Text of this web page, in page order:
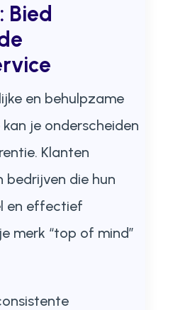
Bied
en behulpzame
je onderscheiden
Klanten
bedrijven die hun
en effectief
merk “top of mind”